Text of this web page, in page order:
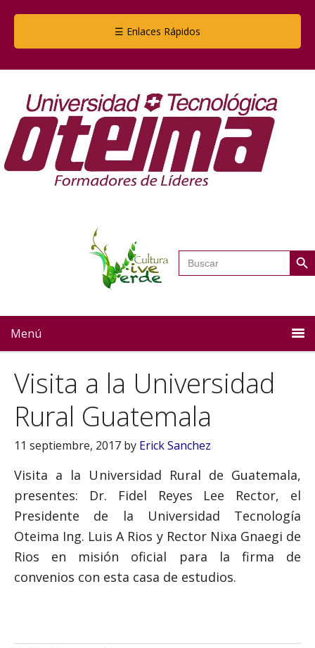
☰ Enlaces Rápidos
Buscar: Botón
Menú
Visita a la Universidad
Rural Guatemala
11 septiembre, 2017 by Erick Sanchez
Visita a la Universidad Rural de Guatemala,
presentes: Dr. Fidel Reyes Lee Rector, el
Presidente de la Universidad Tecnología
Oteima Ing. Luis A Rios y Rector Nixa Gnaegi de
Rios en misión oficial para la firma de
convenios con esta casa de estudios.